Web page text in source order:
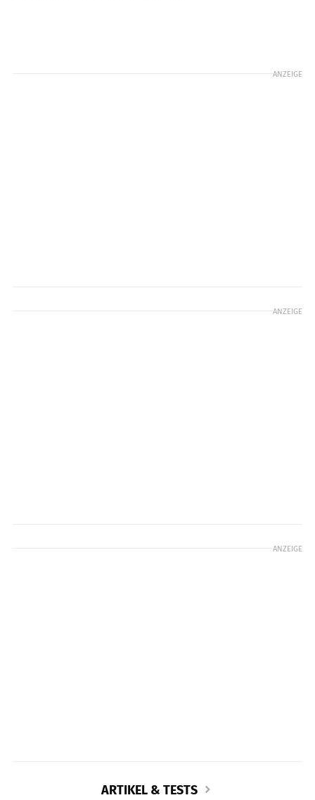
ANZEIGE
ANZEIGE
ANZEIGE
ARTIKEL & TESTS